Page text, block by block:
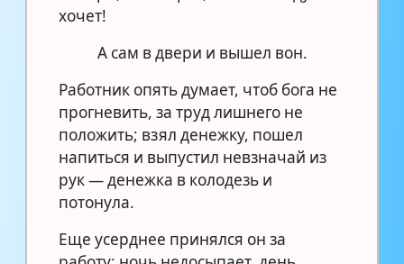
хочет!
А сам в двери и вышел вон.
Работник опять думает, чтоб бога не
прогневить, за труд лишнего не
положить; взял денежку, пошел
напиться и выпустил невзначай из
рук — денежка в колодезь и
потонула.
Еще усерднее принялся он за